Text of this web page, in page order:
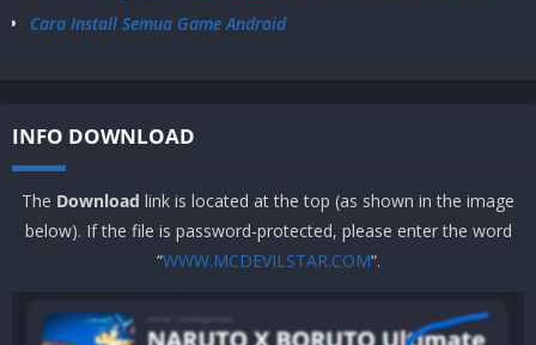
Cara Install Semua Game Android
INFO DOWNLOAD
The Download link is located at the top (as shown in the image
below). If the file is password-protected, please enter the word
“WWW.MCDEVILSTAR.COM“.